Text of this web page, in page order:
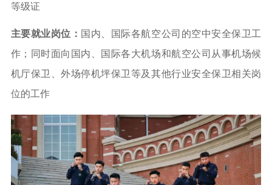
等级证
主要就业岗位： 国内、国际各航空公司的空中安全保卫工
作；同时面向国内、国际各大机场和航空公司从事机场候
机厅保卫、外场停机坪保卫等及其他行业安全保卫相关岗
位的工作